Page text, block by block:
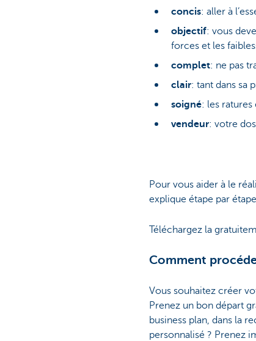
concis: aller à
objectif: vous
forces et les
complet: ne pas
clair: tant dans sa
soigné: les
vendeur: votre
Pour vous aider à le
explique étape par
Téléchargez la
Comment
Vous souhaitez créer
Prenez un bon départ
business plan, dans la
personnalisé ? Prenez